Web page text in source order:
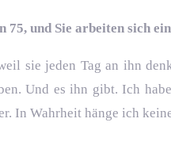
und Sie arbeiten sich
sie jeden Tag an ihn
Und es ihn gibt. Ich
In Wahrheit hänge ich